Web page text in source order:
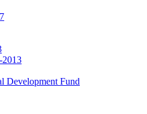
2013
Development Fund